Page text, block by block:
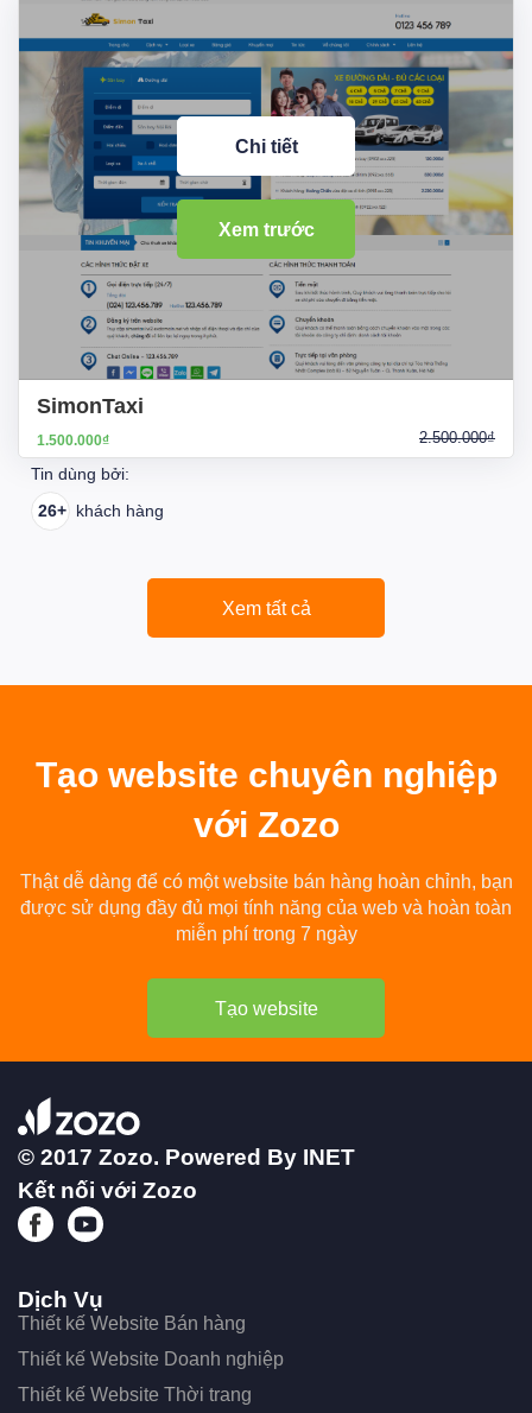
SimonTaxi
1.500.000₫ 2.500.000₫
Tin dùng bởi:
26+ khách hàng
Chi tiết
Xem trước
Xem tất cả
Tạo website chuyên nghiệp
với Zozo
Thật dễ dàng để có một website bán hàng hoàn chỉnh, bạn
được sử dụng đầy đủ mọi tính năng của web và hoàn toàn
miễn phí trong 7 ngày
Tạo website
© 2017 Zozo. Powered By INET
Kết nối với Zozo
Dịch Vụ
Thiết kế Website Bán hàng
Thiết kế Website Doanh nghiệp
Thiết kế Website Thời trang